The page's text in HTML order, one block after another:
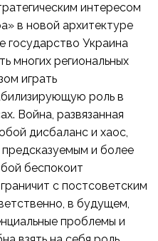
интересом
в новой архитектуре
государство Украина
многих региональных
играть
роль в
Война, развязанная
дисбаланс и хаос,
и более
беспокоит
с постсоветским
в будущем,
проблемы и